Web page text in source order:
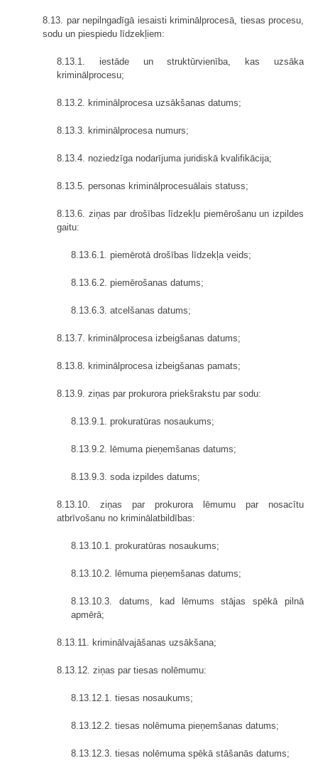
8.13. par nepilngadīgā iesaisti kriminālprocesā, tiesas procesu,
sodu un piespiedu līdzekļiem:
8.13.1. iestāde un struktūrvienība, kas uzsāka
kriminālprocesu;
8.13.2. kriminālprocesa uzsākšanas datums;
8.13.3. kriminālprocesa numurs;
8.13.4. noziedzīga nodarījuma juridiskā kvalifikācija;
8.13.5. personas kriminālprocesuālais statuss;
8.13.6. ziņas par drošības līdzekļu piemērošanu un izpildes
gaitu:
8.13.6.1. piemērotā drošības līdzekļa veids;
8.13.6.2. piemērošanas datums;
8.13.6.3. atcelšanas datums;
8.13.7. kriminālprocesa izbeigšanas datums;
8.13.8. kriminālprocesa izbeigšanas pamats;
8.13.9. ziņas par prokurora priekšrakstu par sodu:
8.13.9.1. prokuratūras nosaukums;
8.13.9.2. lēmuma pieņemšanas datums;
8.13.9.3. soda izpildes datums;
8.13.10. ziņas par prokurora lēmumu par nosacītu
atbrīvošanu no kriminālatbildības:
8.13.10.1. prokuratūras nosaukums;
8.13.10.2. lēmuma pieņemšanas datums;
8.13.10.3. datums, kad lēmums stājas spēkā pilnā
apmērā;
8.13.11. kriminālvajāšanas uzsākšana;
8.13.12. ziņas par tiesas nolēmumu:
8.13.12.1. tiesas nosaukums;
8.13.12.2. tiesas nolēmuma pieņemšanas datums;
8.13.12.3. tiesas nolēmuma spēkā stāšanās datums;